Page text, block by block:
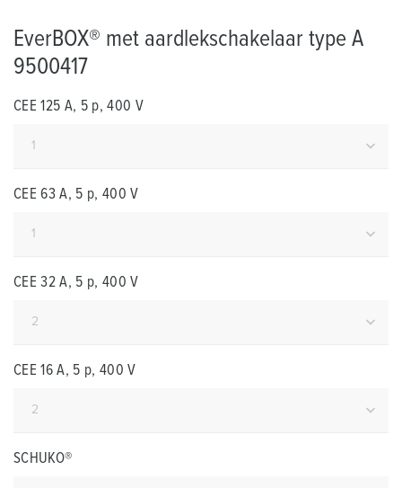
EverBOX® met aardlekschakelaar type A
9500417
CEE 125 A, 5 p, 400 V
CEE 63 A, 5 p, 400 V
CEE 32 A, 5 p, 400 V
CEE 16 A, 5 p, 400 V
SCHUKO®